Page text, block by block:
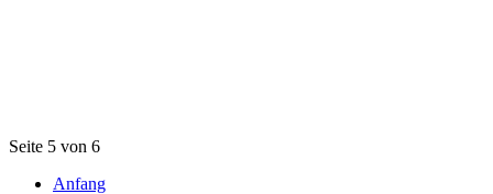
Seite 5 von 6
Anfang